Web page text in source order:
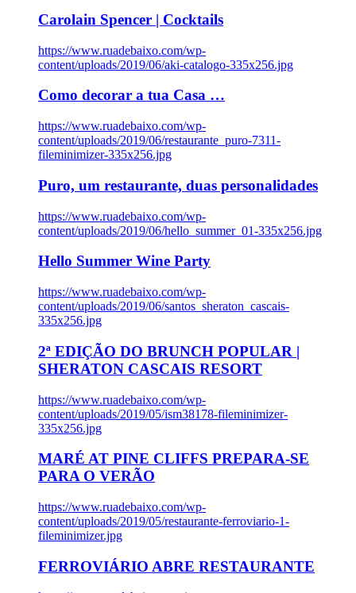
Carolain Spencer | Cocktails
https://www.ruadebaixo.com/wp-
content/uploads/2019/06/aki-catalogo-335x256.jpg
Como decorar a tua Casa …
https://www.ruadebaixo.com/wp-
content/uploads/2019/06/restaurante_puro-7311-
fileminimizer-335x256.jpg
Puro, um restaurante, duas personalidades
https://www.ruadebaixo.com/wp-
content/uploads/2019/06/hello_summer_01-335x256.jpg
Hello Summer Wine Party
https://www.ruadebaixo.com/wp-
content/uploads/2019/06/santos_sheraton_cascais-
335x256.jpg
2ª EDIÇÃO DO BRUNCH POPULAR |
SHERATON CASCAIS RESORT
https://www.ruadebaixo.com/wp-
content/uploads/2019/05/ism38178-fileminimizer-
335x256.jpg
MARÉ AT PINE CLIFFS PREPARA-SE
PARA O VERÃO
https://www.ruadebaixo.com/wp-
content/uploads/2019/05/restaurante-ferroviario-1-
fileminimizer.jpg
FERROVIÁRIO ABRE RESTAURANTE